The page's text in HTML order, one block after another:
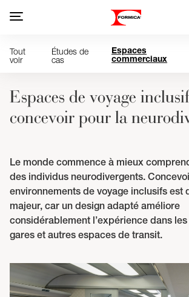
Tout
voir
Études de
cas
Espaces
commerciaux
Espaces de voyage
concevoir pour la
Le monde commence à mieux
des individus neurodivergents.
environnements de voyage inclusifs est
majeur, car un design adapté améliore
considérablement l’expérience dans
gares et autres espaces de transit.